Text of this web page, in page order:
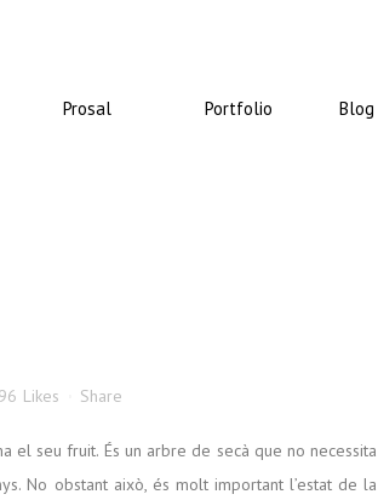
Prosal Portfolio Blog
96 Likes Share
el seu fruit. És un arbre de secà que no necessita
No obstant això, és molt important l’estat de la